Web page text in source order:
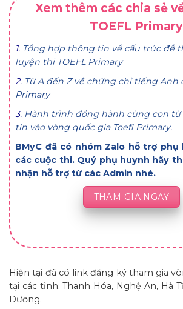
Xem thêm các chia sẻ
TOEFL Primary
1. Tổng hợp thông tin về cấu trúc đề
luyện thi TOEFL Primary
2. Từ A đến Z về chứng chỉ tiếng Anh
Primary
3. Hành trình đồng hành cùng con
tin vào vòng quốc gia Toefl Primary.
BMyC đã có nhóm Zalo hỗ trợ
các cuộc thi. Quý phụ huynh hãy
nhận hỗ trợ từ các Admin nhé.
THAM GIA NGAY
Hiện tại đã có link đăng ký tham gia
tại các tỉnh: Thanh Hóa, Nghệ An, Hà
Dương.